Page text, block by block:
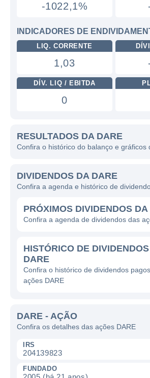
-1022,1%
INDICADORES DE
LIQ. CORRENTE
1,03
DÍV. LIQ / EBITDA
0
RESULTADOS DA DARE
Confira o histórico do balanço e gráficos
DIVIDENDOS DA DARE
Confira a agenda e histórico de
PRÓXIMOS DIVIDENDOS
Confira a agenda de dividendos das
HISTÓRICO DE
DARE
Confira o histórico de dividendos
ações DARE
DARE - AÇÃO
Confira os detalhes das ações DARE
IRS
204139823
FUNDADO